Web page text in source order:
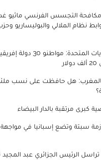
التجسس الفرنسي ماثيو
نظام الملالي والبوليساريو
تأشيرة الدخول للولايات
هل حافظت على نسب
كبرى مرتقبة بالدار البيضاء
سبتة وتضع إسبانيا في
الرئيس الجزائري عبد